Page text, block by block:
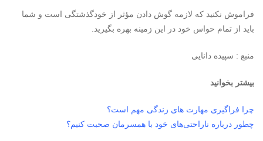
فراموش نکنید که لازمه گوش دادن مؤثر از خودگذشتگی است و شما
باید از تمام حواس خود در این زمینه بهره بگیرید.
منبع : سپیده دانایی
بیشتر بخوانید
چرا فراگیری مهارت های زندگی مهم است؟
چطور درباره ناراحتی‌های خود با همسرمان صحبت کنیم؟